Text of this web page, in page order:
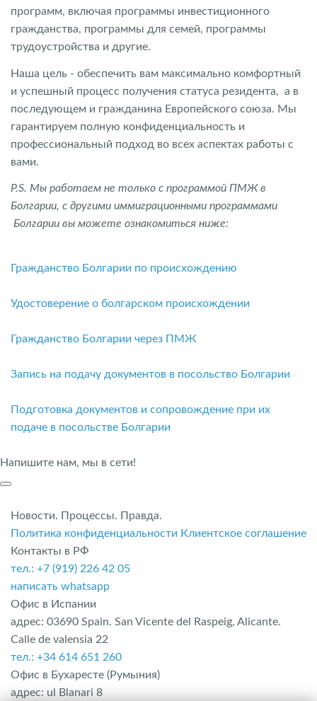
программ, включая программы инвестиционного
гражданства, программы для семей, программы
трудоустройства и другие.
Наша цель - обеспечить вам максимально комфортный
и успешный процесс получения статуса резидента, а в
последующем и гражданина Европейского союза. Мы
гарантируем полную конфиденциальность и
профессиональный подход во всех аспектах работы с
вами.
P.S. Мы работаем не только с программой ПМЖ в
Болгарии, с другими иммиграционными программами
Болгарии вы можете ознакомиться ниже:
Гражданство Болгарии по происхождению
Удостоверение о болгарском происхождении
Гражданство Болгарии через ПМЖ
Запись на подачу документов в посольство Болгарии
Подготовка документов и сопровождение при их
подаче в посольстве Болгарии
Напишите нам, мы в сети!
Новости. Процессы. Правда.
Политика конфиденциальности Клиентское соглашение
Контакты в РФ
тел.: +7 (919) 226 42 05
написать whatsapp
Офис в Испании
адрес: 03690 Spain. San Vicente del Raspeig, Alicante.
Calle de valensia 22
тел.: +34 614 651 260
Офис в Бухаресте (Румыния)
адрес: ul Blanari 8